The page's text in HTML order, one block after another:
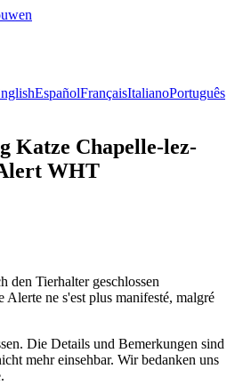
EspañolFrançaisItalianoPortuguês
Katze Chapelle-lez-
WHT
den Tierhalter geschlossen
Alerte ne s'est plus manifesté, malgré
Die Details und Bemerkungen sind
mehr einsehbar. Wir bedanken uns